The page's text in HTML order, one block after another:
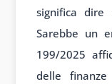
significa
Sarebbe un
199/2025
delle